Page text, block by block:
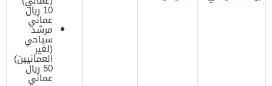
10 ريال
عماني
مرشد
سياحي
(لغير
العمانيين)
50 ريال
عماني